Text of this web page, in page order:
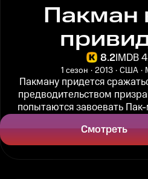
Пакман
8.2IMDB
1 сезон 2013 США
Пакману придется
предводительством
попытаются завоевать
сможет лишь
Смотреть